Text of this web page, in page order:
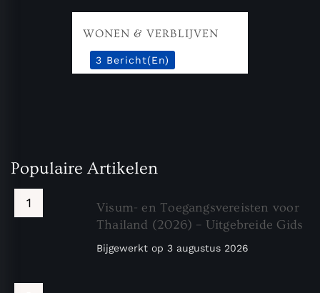
WONEN & VERBLIJVEN
3 Bericht(en)
Populaire Artikelen
Visum- en Toegangsvereisten voor
Thailand (2026) – Uitgebreide Gids
Bijgewerkt op 3 augustus 2026